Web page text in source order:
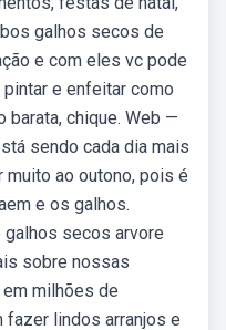
galhos secos de
e com eles vc pode
e enfeitar como
barata, chique. Web —
sendo cada dia mais
ao outono, pois é
e os galhos.
secos arvore
sobre nossas
milhões de
fazer lindos arranjos e